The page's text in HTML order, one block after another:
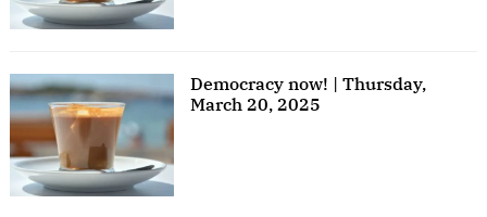
Democracy now! | Thursday,
March 20, 2025